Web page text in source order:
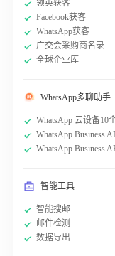
领英获客
Facebook获客
WhatsApp获客
广交会采购商名录
全球企业库
WhatsApp多聊助手
WhatsApp 云设备10
WhatsApp Business
WhatsApp Business
智能工具
智能搜邮
邮件检测
数据导出